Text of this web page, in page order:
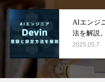
AIエンジ
法を解説
た！
2025.05.7